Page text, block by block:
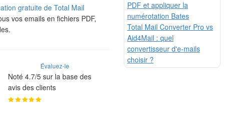
gratuite de Total Mail
vos emails en fichiers PDF,
Évaluez-le
Noté 4.7/5 sur la base des
avis des clients
PDF et appliquer la
numérotation Bates
Total Mail Converter Pro vs
Aid4Mail : quel
convertisseur d'e-mails
choisir ?